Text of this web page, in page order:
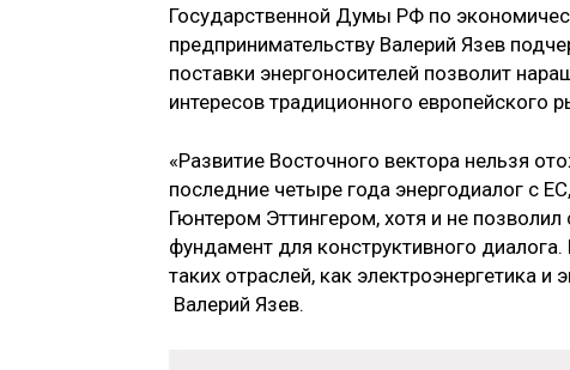
Государственной Думы РФ по
предпринимательству Валерий Язев
поставки энергоносителей позволит
интересов традиционного европейского
«Развитие Восточного вектора нельзя
последние четыре года энергодиалог с
Гюнтером Эттингером, хотя и не
фундамент для конструктивного
таких отраслей, как электроэнергетика
Валерий Язев.